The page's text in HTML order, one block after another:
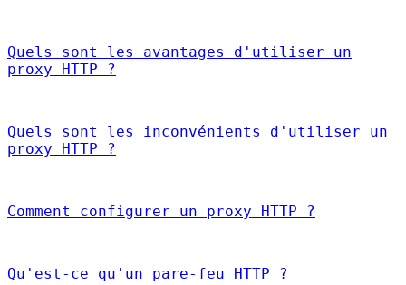
Quels sont les avantages d'utiliser un
proxy HTTP ?
Quels sont les inconvénients d'utiliser un
proxy HTTP ?
Comment configurer un proxy HTTP ?
Qu'est-ce qu'un pare-feu HTTP ?